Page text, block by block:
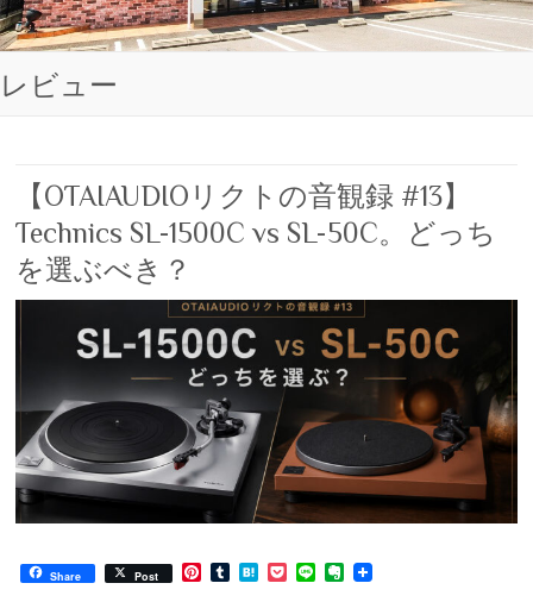
レビュー
【OTAIAUDIOリクトの音観録 #13】
Technics SL-1500C vs SL-50C。どっち
を選ぶべき？
Share Post
P
T
H
P
L
E